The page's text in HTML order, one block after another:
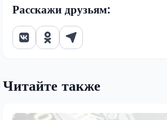
Расскажи друзьям:
Читайте также